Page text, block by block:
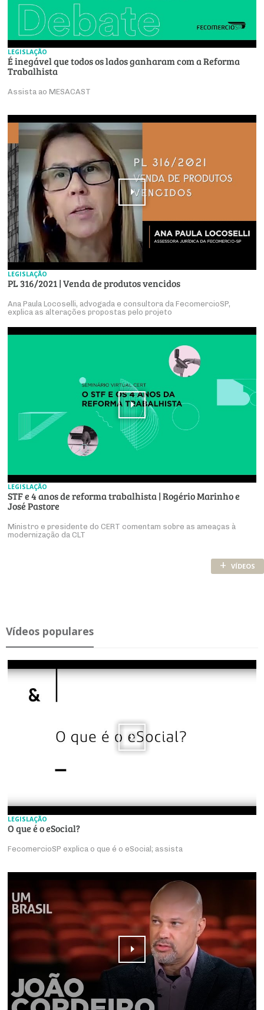
LEGISLAÇÃO
É inegável que todos os lados ganharam com a Reforma
Trabalhista
Assista ao MESACAST
LEGISLAÇÃO
PL 316/2021 | Venda de produtos vencidos
Ana Paula Locoselli, advogada e consultora da FecomercioSP,
explica as alterações propostas pelo projeto
LEGISLAÇÃO
STF e 4 anos de reforma trabalhista | Rogério Marinho e
José Pastore
Ministro e presidente do CERT comentam sobre as ameaças à
modernização da CLT
+ VÍDEOS
Ví­deos po­pu­lares
LEGISLAÇÃO
O que é o eSocial?
FecomercioSP explica o que é o eSocial; assista